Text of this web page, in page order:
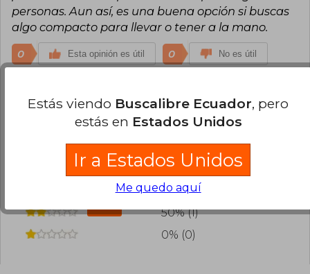
personas. Aun así, es una buena opción si buscas
algo compacto para llevar o tener a la mano.
0 Esta opinión es útil 0 No es útil
agregar tu propia evaluación.
0% (0)
50% (1)
0% (0)
50% (1)
0% (0)
Estás viendo Buscalibre Ecuador, pero
estás en Estados Unidos
Ir a Estados Unidos
Me quedo aquí